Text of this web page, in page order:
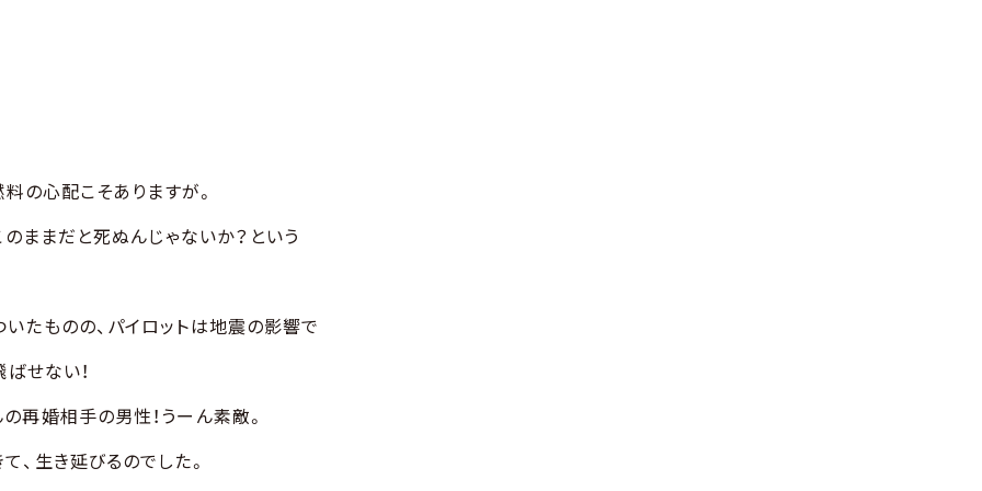
料の心配こそありますが。
ままだと死ぬんじゃないか？という
たものの、パイロットは地震の影響で
せない！
再婚相手の男性！うーん素敵。
、生き延びるのでした。